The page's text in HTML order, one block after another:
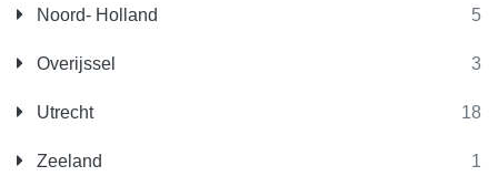
Noord- Holland 5
Overijssel 3
Utrecht 18
Zeeland 1